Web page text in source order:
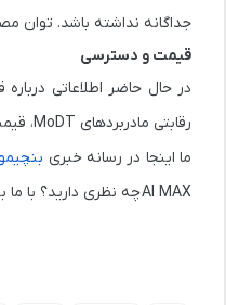
جداگانه نداشته باشد. توان مصرفی تراشه‌ها تا 120 وات است و طراحی مادربرد
قیمت و دسترسی
در حال حاضر اطلاعاتی
رقابتی مادربردهای MoDT، قیمت نهایی هم احتمالاً مناسب خواهد بود. به عنوان مثال، پلتفرم مشابه از شرکت Framework با قیمت پایه 800 دلار در دسترس است.
ما اینجا در رسانه خبری بنچیمو
AI MAXچه نظری دارید؟ با ما